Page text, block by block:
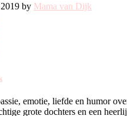
by Mama van Dijk
emotie, liefde en humor
grote dochters en een